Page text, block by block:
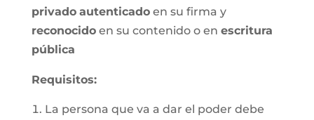
privado autenticadoen su firma y
reconocidoen su contenido o en escritura
pública
Requisitos:
La persona que va a dar el poder debe